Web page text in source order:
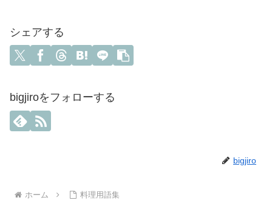
シェアする
bigjiroをフォローする
bigjiro
ホーム 料理用語集